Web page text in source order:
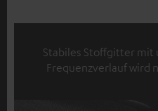
Stabiles Stoffgitter mit
Frequenzverlauf wird